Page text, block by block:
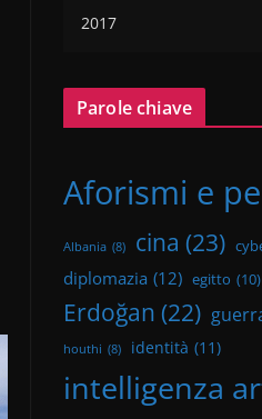
2017
Parole chiave
Aforismi e
Albania (8) cina (23)
diplomazia (12) egitto (10)
Erdoğan (22)
houthi (8) identità (11)
intelligenza